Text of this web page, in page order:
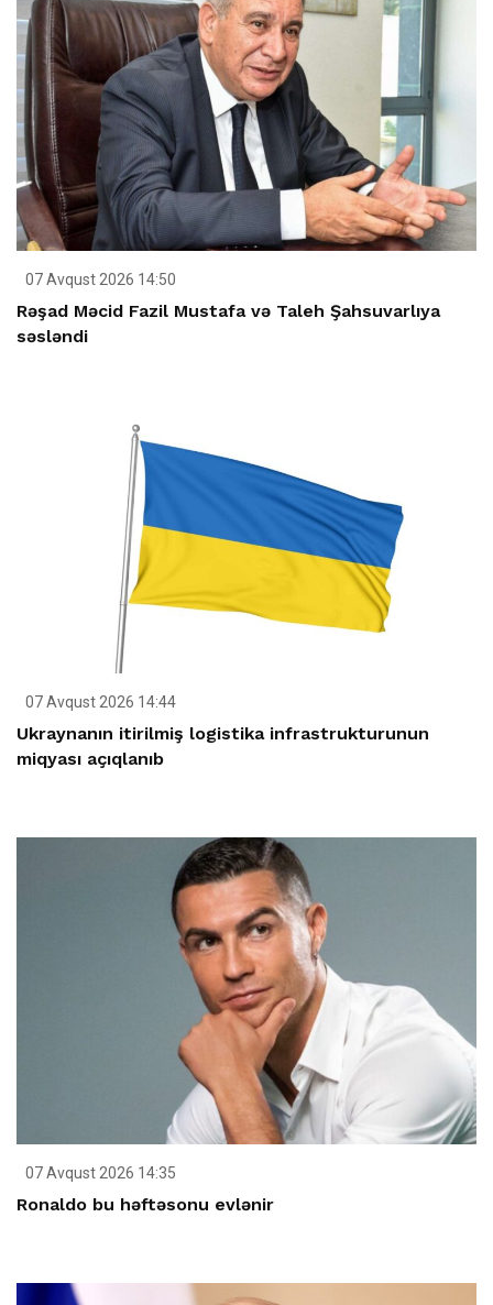
07 Avqust 2026 14:50
Rəşad Məcid Fazil Mustafa və Taleh Şahsuvarlıya
səsləndi
07 Avqust 2026 14:44
Ukraynanın itirilmiş logistika infrastrukturunun
miqyası açıqlanıb
07 Avqust 2026 14:35
Ronaldo bu həftəsonu evlənir